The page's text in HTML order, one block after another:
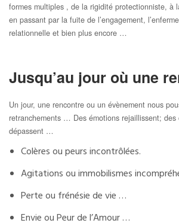
formes multiples , de la rigidité protectionniste, à
en passant par la fuite de l’engagement,
relationnelle et bien plus encore …
Jusqu’au jour où une
Un jour, une rencontre ou un évènement nous
retranchements … Des émotions rejaillissent; des
dépassent …
Colères ou peurs incontrôlées.
Agitations ou immobilismes
Perte ou frénésie de vie …
Envie ou Peur de l’Amour …